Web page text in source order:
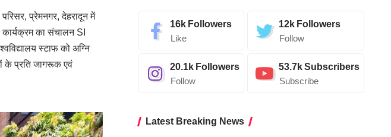
प्रेमनगर, देहरादून में
का संचालन SI
स्टाफ को अग्नि
के प्रति जागरूक एवं
16k Followers
Like
12k Followers
Follow
20.1k Followers
Follow
53.7kSubscribers
Subscribe
Latest Breaking News